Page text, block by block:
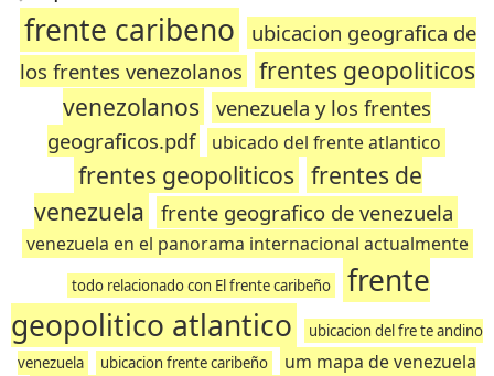
frente caribeno
ubicacion geografica de
los frentes venezolanos
frentes geopoliticos
venezolanos venezuela y los frentes
geograficos.pdf
ubicado del frente atlantico
frentes geopoliticos frentes de
venezuela
frente geografico de venezuela
venezuela en el panorama internacional actualmente
todo relacionado con El frente caribeño
frente
geopolitico atlantico
ubicacion del fre te andino
venezuela
ubicacion frente caribeño
um mapa de venezuela